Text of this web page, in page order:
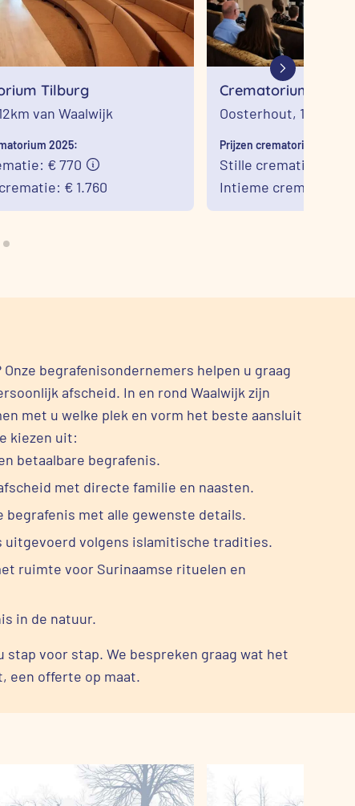
Tilburg
van Waalwijk
2025:
€ 770
€ 1.760
Crematorium
Oosterhout
Oosterhout, 15km
Prijzen crematorium 2025:
Stille crematie: € 953
Intieme crematie: €
begrafenisondernemers helpen u graag
afscheid. In en rond Waalwijk zijn
met u welke plek en vorm het beste aansluit
kiezen uit:
betaalbare begrafenis.
met directe familie en naasten.
begrafenis met alle gewenste details.
uitgevoerd volgens islamitische tradities.
ruimte voor Surinaamse rituelen en
in de natuur.
stap voor stap. We bespreken graag wat het
een offerte op maat.